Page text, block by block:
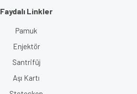
Faydalı Linkler
Pamuk
Enjektör
Santrifüj
Aşı Kartı